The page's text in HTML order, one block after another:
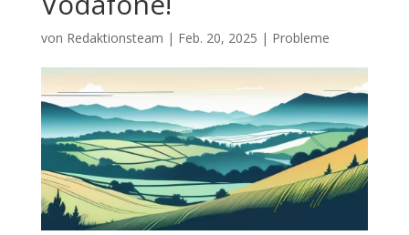
von Redaktionsteam | Feb. 20, 2025 | Probleme